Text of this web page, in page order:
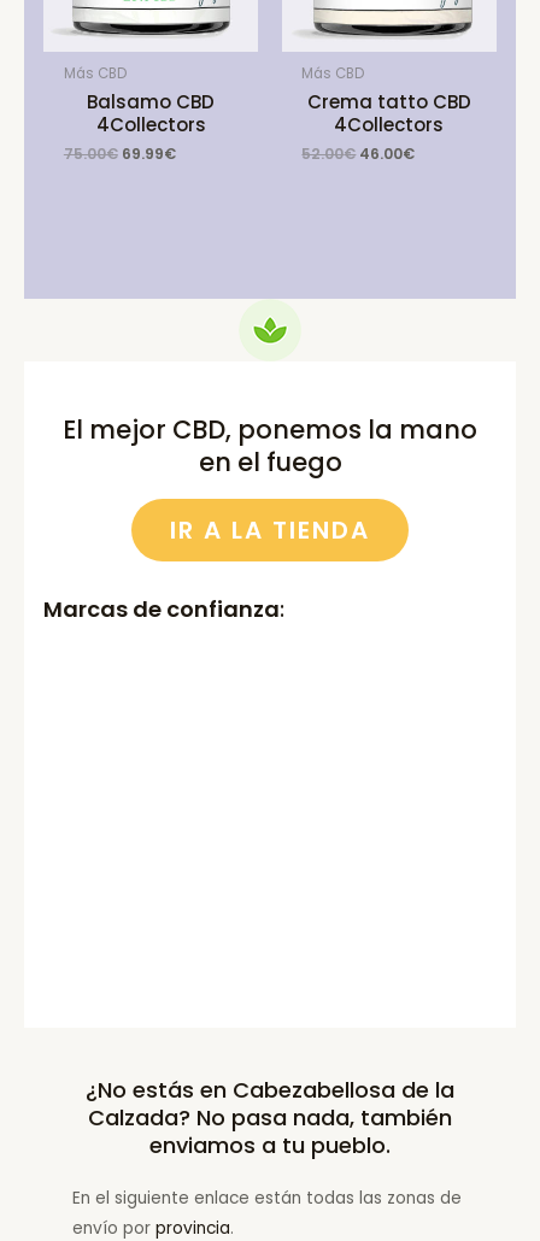
Más CBD
Balsamo CBD
4Collectors
75.00€ Original
69.99€Current
Más CBD
Crema tatto CBD
4Collectors
52.00€ Original
46.00€Current
El mejor CBD, ponemos la mano
en el fuego
IR A LA TIENDA
Marcas de confianza:
¿No estás en Cabezabellosa de la
Calzada? No pasa nada, también
enviamos a tu pueblo.
En el siguiente enlace están todas las zonas de
envío por provincia.